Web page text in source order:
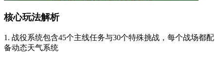
核心玩法解析
1. 战役系统包含45个主线任务与30个特殊挑战，每个战场都配
备动态天气系统